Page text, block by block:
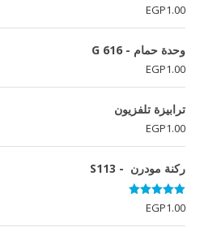
تم التقييم
5.00
من 5
EGP1.00
وحدة حمام - G 616
EGP1.00
ترابيزة تلفزيون
EGP1.00
ركنة مودرن - S113
تم التقييم
5.00
من 5
EGP1.00